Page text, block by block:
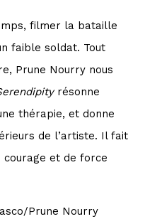
filmer la bataille
faible soldat. Tout
Prune Nourry nous
résonne
thérapie, et donne
de l’artiste. Il fait
courage et de force
Prune Nourry